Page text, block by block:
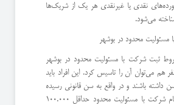
نقدی یا غیرنقدی هر یک از شریک‌ها
می‌شود.
محدود در بوشهر
ثبت شرکت با مسئولیت محدود در بوشهر
هم می‌توان آن را تاسیس کرد. این افراد باید
باشند و در واقع به سن قانونی رسیده
باشند. همچنین سهام شرکت با مسئولیت محدود حداقل 100.000